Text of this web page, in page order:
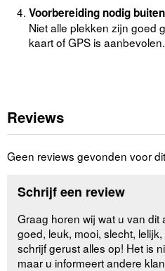
Voorbereiding nodig
Niet alle plekken zijn goed
kaart of GPS is aanbevolen.
Reviews
Geen reviews gevonden voor
Schrijf een review
Graag horen wij wat u van dit
goed, leuk, mooi, slecht,
schrijf gerust alles op! Het is
maar u informeert andere